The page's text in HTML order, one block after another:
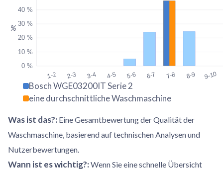
1-2 2-3 3-4 4-5 5-6 6-7 7-8 8-9 9-10
0 %
10 %
20 %
30 %
40 %
%
Bosch WGE03200IT Serie 2
eine durchschnittliche Waschmaschine
Was ist das?: Eine Gesamtbewertung der Qualität der
Waschmaschine, basierend auf technischen Analysen und
Nutzerbewertungen.
Wann ist es wichtig?: Wenn Sie eine schnelle Übersicht